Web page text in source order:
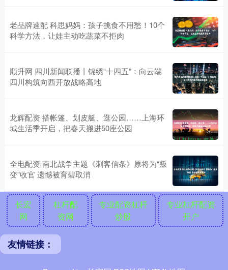
老品牌速配 科思妈妈：孩子挑食不用愁！10个
科学方法，让娃主动吃蔬菜不拒肉
顺升网 四川新闻联播丨锦绣“十四五”：向云端
四川构筑向西开放战略高地
龙辉配资 搭帐篷、划皮艇、逛公园……上海环
城生活季开启，把春天搬进50座公园
全电配资 南北战争主题《刺客信条》原将为“叛
变”收官 遗憾被育碧取消
长宏
网
杠杆配
资网
专业配资杠杆
炒股
专业杠杆配资
开户
友情链接：